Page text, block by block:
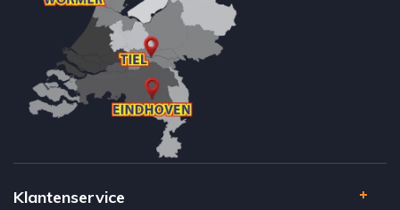
Klantenservice